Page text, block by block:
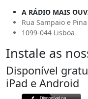
A RÁDIO MAIS
Rua Sampaio e
1099-044 Lisboa
Instale as
Disponível
iPad e Android